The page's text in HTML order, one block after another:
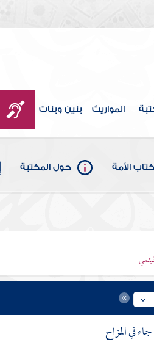
المواريث بنين وبنات
كتاب الأمة حول المكتبة
في المزاح